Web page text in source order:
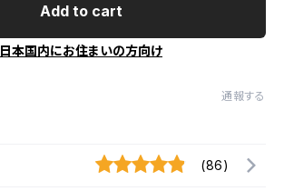
Add to cart
日本国内にお住まいの方向け
通報する
(86)